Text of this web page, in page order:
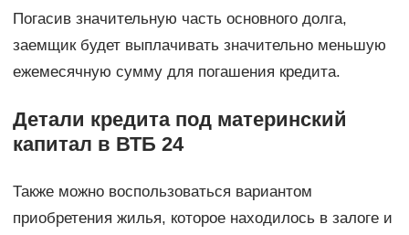
Погасив значительную часть основного долга,
заемщик будет выплачивать значительно меньшую
ежемесячную сумму для погашения кредита.
Детали кредита под материнский
капитал в ВТБ 24
Также можно воспользоваться вариантом
приобретения жилья, которое находилось в залоге и